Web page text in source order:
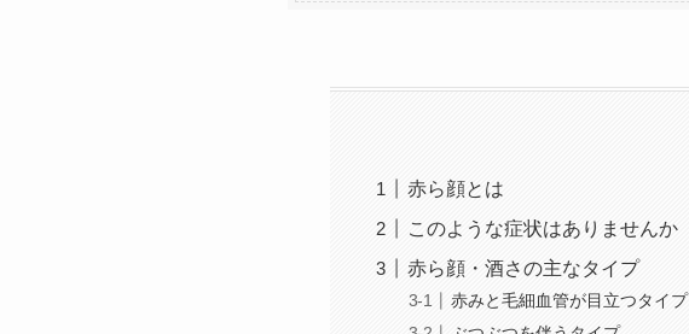
赤ら顔とは
このような症状はありませんか
赤ら顔・酒さの主なタイプ
赤みと毛細血管が目立つタイプ